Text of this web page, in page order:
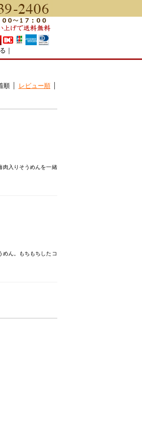
｜
順 レビュー順
肉入りそうめんを一緒
めん。もちもちしたコ